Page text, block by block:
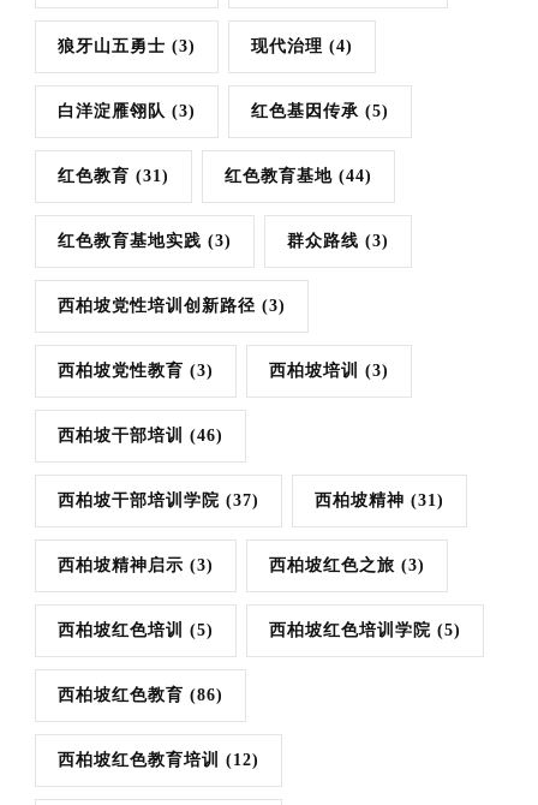
狼牙山五勇士 (3) 现代治理 (4)
白洋淀雁翎队 (3) 红色基因传承 (5)
红色教育 (31) 红色教育基地 (44)
红色教育基地实践 (3) 群众路线 (3)
西柏坡党性培训创新路径 (3)
西柏坡党性教育 (3) 西柏坡培训 (3)
西柏坡干部培训 (46)
西柏坡干部培训学院 (37) 西柏坡精神 (31)
西柏坡精神启示 (3) 西柏坡红色之旅 (3)
西柏坡红色培训 (5) 西柏坡红色培训学院 (5)
西柏坡红色教育 (86)
西柏坡红色教育培训 (12)